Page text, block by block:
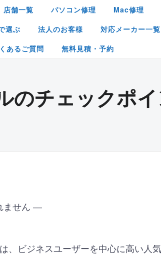
店舗一覧 パソコン修理
Mac修理
選ぶ 法人のお客様
対応メーカー一覧
あるご質問
無料見積・予約
のチェックポ
ません ―
、ビジネスユーザーを中心に高い人